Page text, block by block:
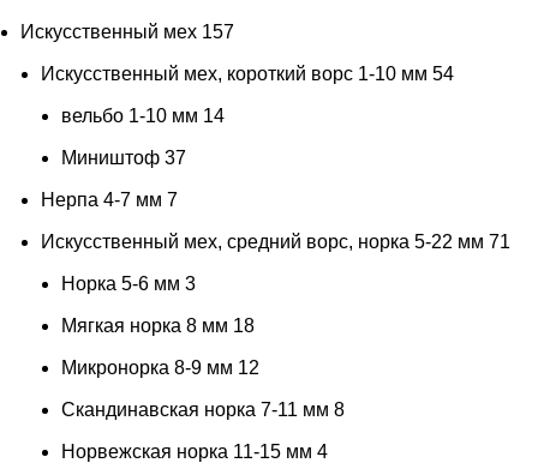
Искусственный мех 157
Искусственный мех, короткий ворс 1-10 мм 54
вельбо 1-10 мм 14
Миништоф 37
Нерпа 4-7 мм 7
Искусственный мех, средний ворс, норка 5-22 мм 71
Норка 5-6 мм 3
Мягкая норка 8 мм 18
Микронорка 8-9 мм 12
Скандинавская норка 7-11 мм 8
Норвежская норка 11-15 мм 4